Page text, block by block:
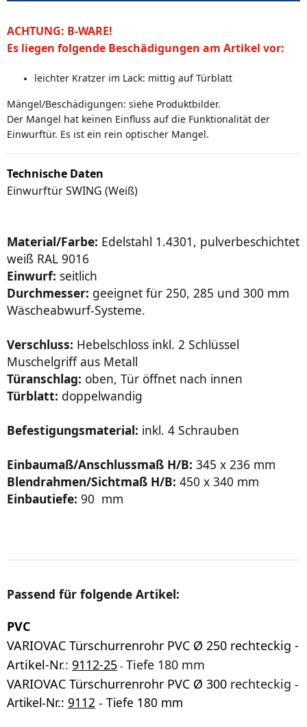
ACHTUNG: B-WARE!
Es liegen folgende Beschädigungen am Artikel vor:
leichter Kratzer im Lack: mittig auf Türblatt
Mängel/Beschädigungen: siehe Produktbilder.
Der Mangel hat keinen Einfluss auf die Funktionalität der
Einwurftür. Es ist ein rein optischer Mangel.
Technische Daten
Einwurftür SWING (Weiß)
Material/Farbe: Edelstahl 1.4301, pulverbeschichtet
weiß RAL 9016
Einwurf: seitlich
Durchmesser: geeignet für 250, 285 und 300 mm
Wäscheabwurf-Systeme.
Verschluss: Hebelschloss inkl. 2 Schlüssel
Muschelgriff aus Metall
Türanschlag: oben, Tür öffnet nach innen
Türblatt: doppelwandig
Befestigungsmaterial: inkl. 4 Schrauben
Einbaumaß/Anschlussmaß H/B: 345 x 236 mm
Blendrahmen/Sichtmaß H/B: 450 x 340 mm
Einbautiefe: 90 mm
Passend für folgende Artikel:
PVC
VARIOVAC Türschurrenrohr PVC Ø 250 rechteckig -
Artikel-Nr.: 9112-25 - Tiefe 180 mm
VARIOVAC Türschurrenrohr PVC Ø 300 rechteckig -
Artikel-Nr.: 9112 - Tiefe 180 mm